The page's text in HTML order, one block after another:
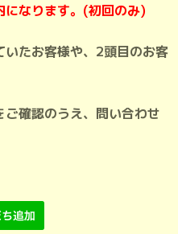
になります。(初回のみ)
たお客様や、 2頭目のお客
確認のうえ、 問い合わせ